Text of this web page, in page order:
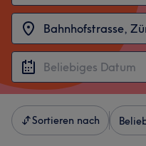
Sortieren nach